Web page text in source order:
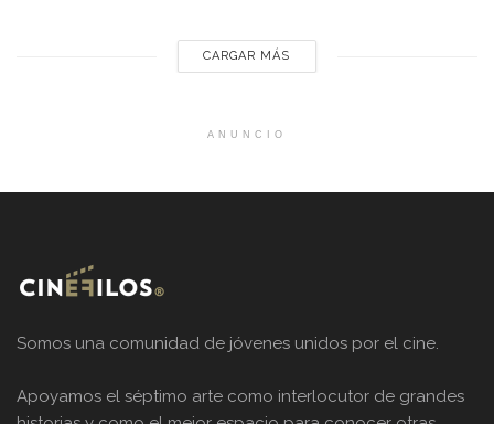
CARGAR MÁS
ANUNCIO
Somos una comunidad de jóvenes unidos por el cine.
Apoyamos el séptimo arte como interlocutor de grandes